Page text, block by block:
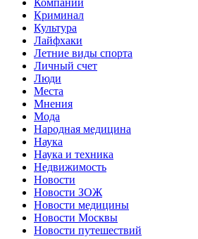
Компании
Криминал
Культура
Лайфхаки
Летние виды спорта
Личный счет
Люди
Места
Мнения
Мода
Народная медицина
Наука
Наука и техника
Недвижимость
Новости
Новости ЗОЖ
Новости медицины
Новости Москвы
Новости путешествий